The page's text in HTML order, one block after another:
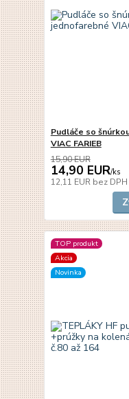
Pudláče so
VIAC FARIEB
15,90 EUR
14,90 EUR/ks
12,11 EUR bez DPH
TOP produkt
Akcia
Novinka